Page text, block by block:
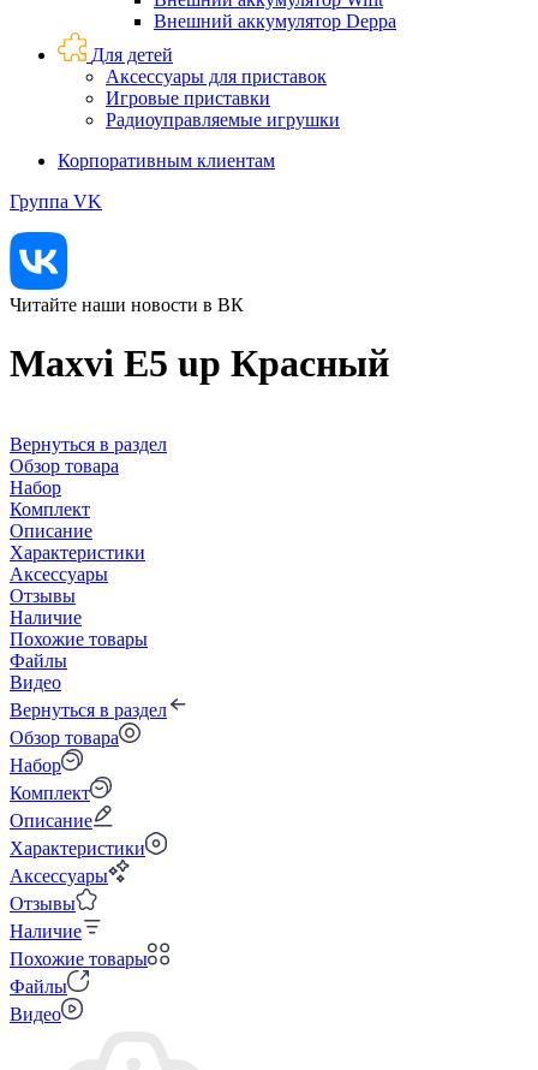
Внешний аккумулятор Deppa
Для детей
Аксессуары для приставок
Игровые приставки
Радиоуправляемые игрушки
Корпоративным клиентам
Группа VK
Читайте наши новости в ВК
Maxvi E5 up Красный
Вернуться в раздел
Обзор товара
Набор
Комплект
Описание
Характеристики
Аксессуары
Отзывы
Наличие
Похожие товары
Файлы
Видео
Вернуться в раздел
Обзор товара
Набор
Комплект
Описание
Характеристики
Аксессуары
Отзывы
Наличие
Похожие товары
Файлы
Видео